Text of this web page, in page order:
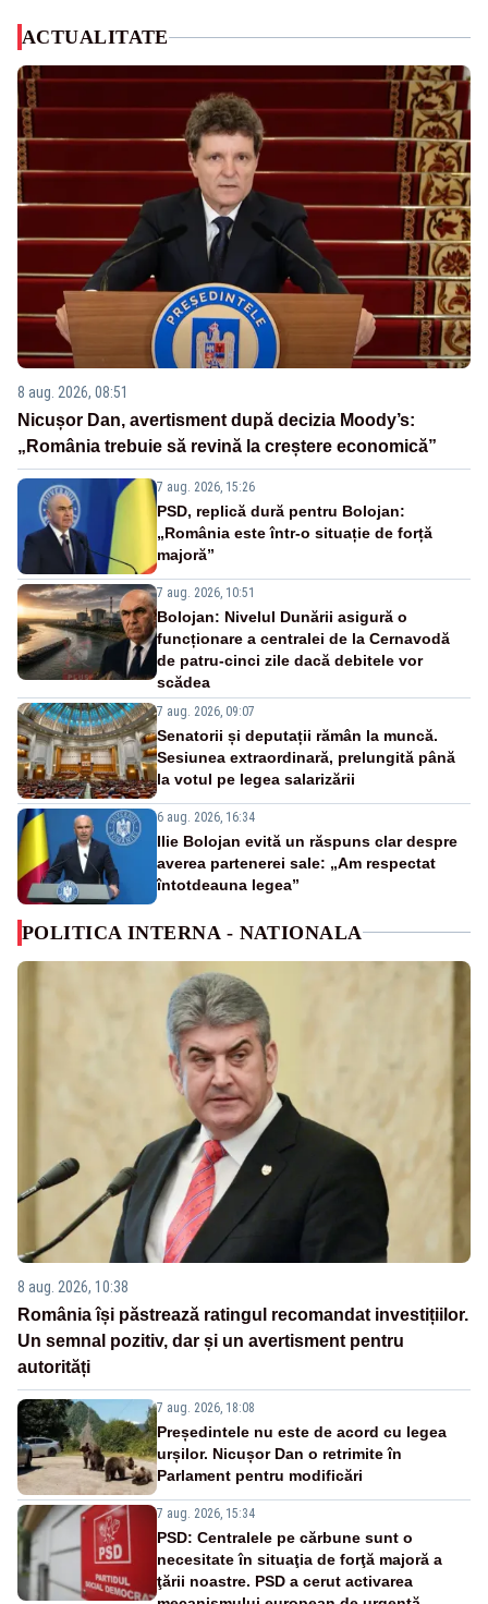
ACTUALITATE
8 aug. 2026, 08:51
Nicușor Dan, avertisment după decizia Moody’s:
„România trebuie să revină la creștere economică”
7 aug. 2026, 15:26
PSD, replică dură pentru Bolojan:
„România este într-o situație de forță
majoră”
7 aug. 2026, 10:51
Bolojan: Nivelul Dunării asigură o
funcționare a centralei de la Cernavodă
de patru-cinci zile dacă debitele vor
scădea
7 aug. 2026, 09:07
Senatorii și deputații rămân la muncă.
Sesiunea extraordinară, prelungită până
la votul pe legea salarizării
6 aug. 2026, 16:34
Ilie Bolojan evită un răspuns clar despre
averea partenerei sale: „Am respectat
întotdeauna legea”
POLITICA INTERNA - NATIONALA
8 aug. 2026, 10:38
România își păstrează ratingul recomandat investițiilor.
Un semnal pozitiv, dar și un avertisment pentru
autorități
7 aug. 2026, 18:08
Președintele nu este de acord cu legea
urșilor. Nicușor Dan o retrimite în
Parlament pentru modificări
7 aug. 2026, 15:34
PSD: Centralele pe cărbune sunt o
necesitate în situaţia de forţă majoră a
ţării noastre. PSD a cerut activarea